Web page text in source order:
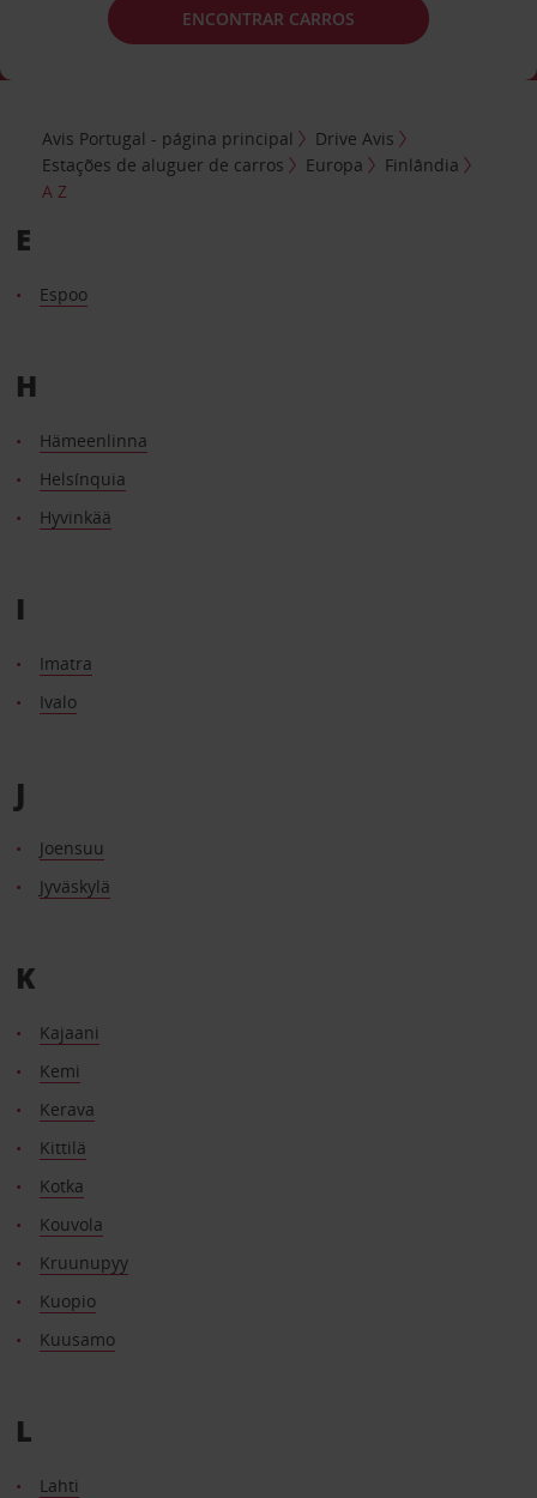
ENCONTRAR CARROS
Avis Portugal - página principal
Drive Avis
Estações de aluguer de carros
Europa
Finlândia
A Z
E
Espoo
H
Hämeenlinna
Helsínquia
Hyvinkää
I
Imatra
Ivalo
J
Joensuu
Jyväskylä
K
Kajaani
Kemi
Kerava
Kittilä
Kotka
Kouvola
Kruunupyy
Kuopio
Kuusamo
L
Lahti